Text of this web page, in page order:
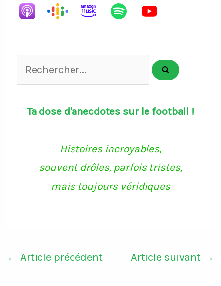
Rechercher...
Ta dose d'anecdotes sur le football !
Histoires incroyables,
souvent drôles, parfois tristes,
mais toujours véridiques
← Article précédent Article suivant →